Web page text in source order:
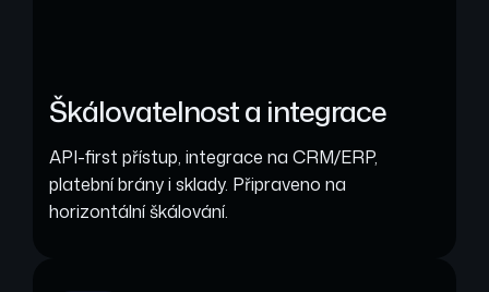
Škálovatelnost a integrace
API-first přístup, integrace na CRM/ERP,
platební brány i sklady. Připraveno na
horizontální škálování.